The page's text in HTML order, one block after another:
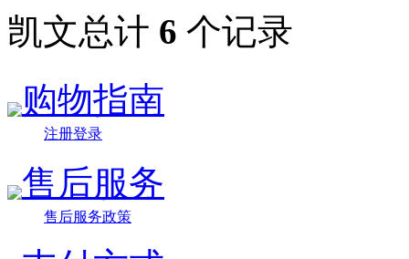
凯文总计 6 个记录
购物指南
注册登录
售后服务
售后服务政策